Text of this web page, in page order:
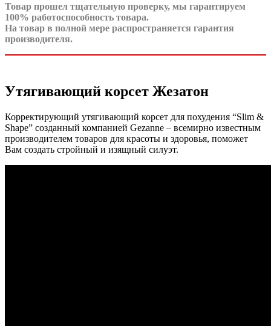
Товар прошел тщательную проверку, мы гарантируем
100% работоспособность товара.
На товар в полной мере распространяется гарантия
производителя.
Утягивающий корсет Жезатон
Корректирующий утягивающий корсет для похудения “Slim &
Shape” созданный компанией Gezanne – всемирно известным
производителем товаров для красоты и здоровья, поможет
Вам создать стройный и изящный силуэт.